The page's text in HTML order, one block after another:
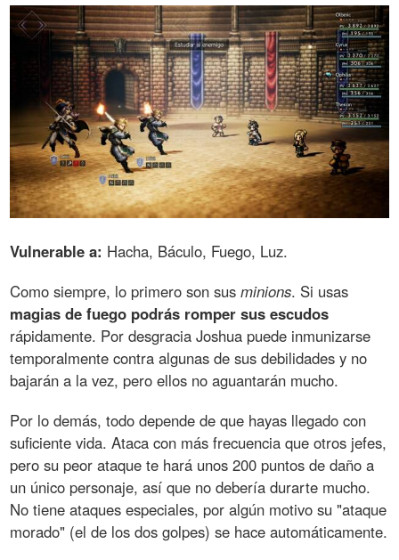
Vulnerable a: Hacha, Báculo, Fuego, Luz.
Como siempre, lo primero son susminions. Si usas
magias de fuego podrás romper sus escudos
rápidamente. Por desgracia Joshua puede inmunizarse
temporalmente contra algunas de sus debilidades y no
bajarán a la vez, pero ellos no aguantarán mucho.
Por lo demás, todo depende de que hayas llegado con
suficiente vida. Ataca con más frecuencia que otros jefes,
pero su peor ataque te hará unos 200 puntos de daño a
un único personaje, así que no debería durarte mucho.
No tiene ataques especiales, por algún motivo su "ataque
morado" (el de los dos golpes) se hace automáticamente.